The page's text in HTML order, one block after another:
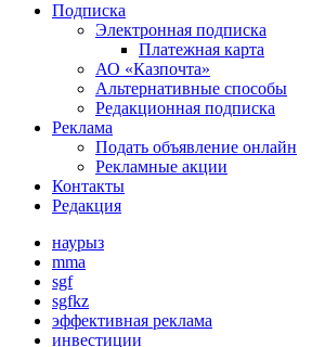
Подписка
Электронная подписка
Платежная карта
АО «Казпочта»
Альтернативные способы
Редакционная подписка
Реклама
Подать объявление онлайн
Рекламные акции
Контакты
Редакция
наурыз
mma
sgf
sgfkz
эффективная реклама
инвестиции